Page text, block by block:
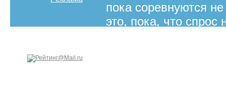
пока соревнуются
это, пока, что спрос